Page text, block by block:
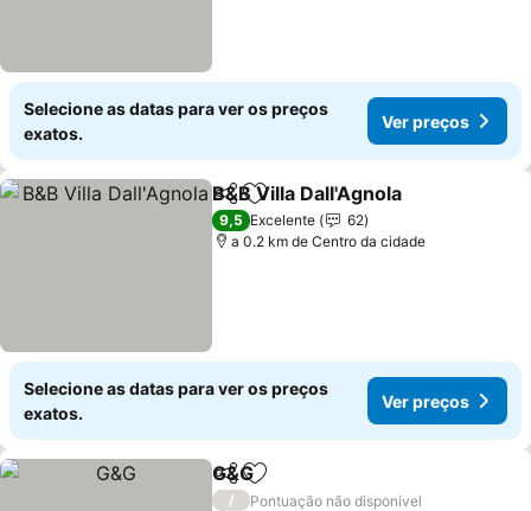
Selecione as datas para ver os preços
exatos.
Ver preços
PartilharAdicionar aos favoritos
B&B Villa Dall'Agnola
9,5 Excelente
62
a 0.2 km de Centro da cidade
Selecione as datas para ver os preços
exatos.
Ver preços
PartilharAdicionar aos favoritos
G&G
/
Pontuação não disponível